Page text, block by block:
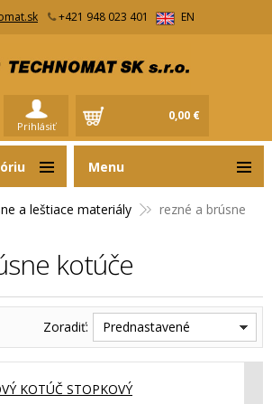
+421 948 023 401 EN
Prihlásiť
0,00 €
a leštiace materiály
rezné a brúsne
kotúče
Zoradiť: Prednastavené
KOTÚČ STOPKOVÝ
Menu